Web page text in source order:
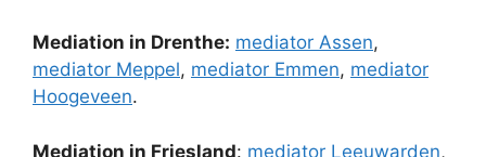
Mediation in Drenthe: mediator Assen,
mediator Meppel, mediator Emmen, mediator
Hoogeveen.
Mediation in Friesland: mediator Leeuwarden,